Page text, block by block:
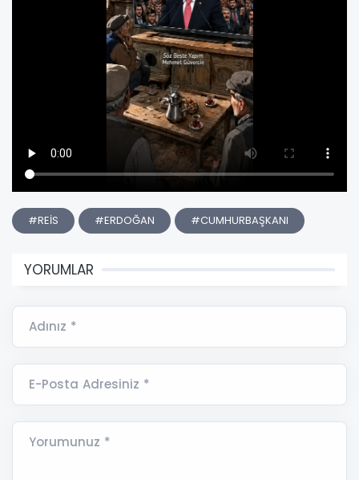
#REİS #ERDOĞAN #CUMHURBAŞKANI
YORUMLAR
Adınız *
E-Posta Adresiniz *
Yorumunuz *